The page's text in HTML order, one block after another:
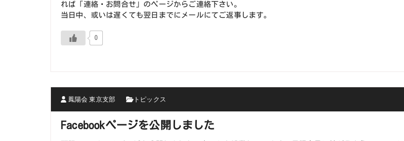
れば「連絡・お問合せ」のページからご連絡下さい。
当日中、或いは遅くても翌日までにメールにてご返事します。
0
鳳陽会 東京支部 トピックス
Facebookページを公開しました